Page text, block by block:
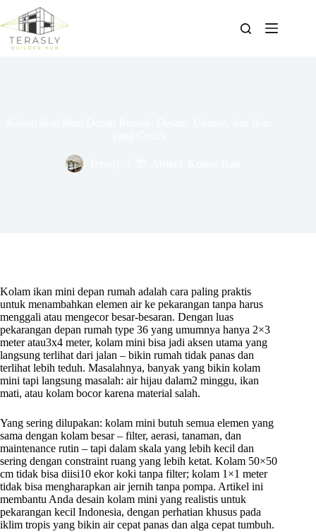
content
Kolam ikan mini depan rumah adalah cara paling praktis
untuk menambahkan elemen air ke pekarangan tanpa harus
menggali atau mengecor besar-besaran. Dengan luas
pekarangan depan rumah type 36 yang umumnya hanya 2×3
meter atau3x4 meter, kolam mini bisa jadi aksen utama yang
langsung terlihat dari jalan – bikin rumah tidak panas dan
terlihat lebih teduh. Masalahnya, banyak yang bikin kolam
mini tapi langsung masalah: air hijau dalam2 minggu, ikan
mati, atau kolam bocor karena material salah.
Yang sering dilupakan: kolam mini butuh semua elemen yang
sama dengan kolam besar – filter, aerasi, tanaman, dan
maintenance rutin – tapi dalam skala yang lebih kecil dan
sering dengan constraint ruang yang lebih ketat. Kolam 50×50
cm tidak bisa diisi10 ekor koki tanpa filter; kolam 1×1 meter
tidak bisa mengharapkan air jernih tanpa pompa. Artikel ini
membantu Anda desain kolam mini yang realistis untuk
pekarangan kecil Indonesia, dengan perhatian khusus pada
iklim tropis yang bikin air cepat panas dan alga cepat tumbuh.